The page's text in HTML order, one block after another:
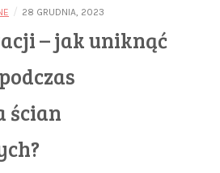
/ 28 GRUDNIA, 2023
– jak uniknąć
ścian